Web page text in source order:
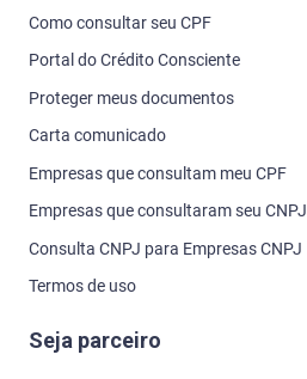
Como consultar seu CPF
Portal do Crédito Consciente
Proteger meus documentos
Carta comunicado
Empresas que consultam meu CPF
Empresas que consultaram seu CNPJ
Consulta CNPJ para Empresas CNPJ
Termos de uso
Seja parceiro